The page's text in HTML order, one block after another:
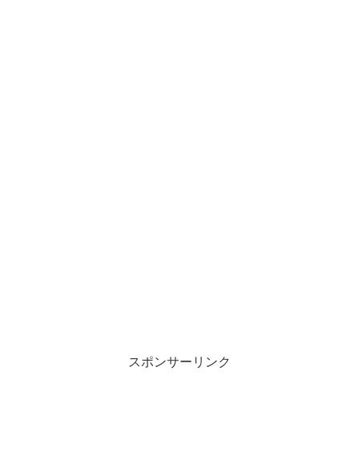
スポンサーリンク